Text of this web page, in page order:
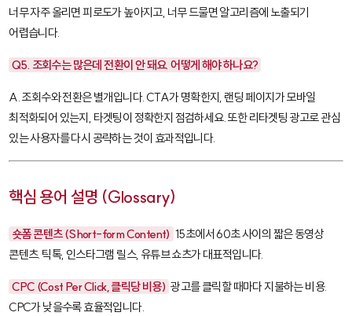
너무 자주 올리면 피로도가 높아지고, 너무 드물면 알고리즘에 노출되기
어렵습니다.
Q5. 조회수는 많은데 전환이 안 돼요. 어떻게 해야 하나요?
A. 조회수와 전환은 별개입니다. CTA가 명확한지, 랜딩 페이지가 모바일
최적화되어 있는지, 타겟팅이 정확한지 점검하세요. 또한 리타겟팅 광고로 관심
있는 사용자를 다시 공략하는 것이 효과적입니다.
핵심 용어 설명 (Glossary)
숏폼 콘텐츠 (Short-form Content) 15초에서 60초 사이의 짧은 동영상
콘텐츠. 틱톡, 인스타그램 릴스, 유튜브 쇼츠가 대표적입니다.
CPC (Cost Per Click, 클릭당 비용) 광고를 클릭할 때마다 지불하는 비용.
CPC가 낮을수록 효율적입니다.